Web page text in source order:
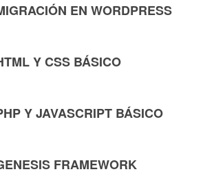
EN WORDPRESS
Y CSS BÁSICO
Y JAVASCRIPT BÁSICO
FRAMEWORK